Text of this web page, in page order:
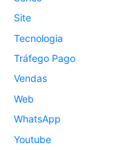
Site
Tecnologia
Tráfego Pago
Vendas
Web
WhatsApp
Youtube